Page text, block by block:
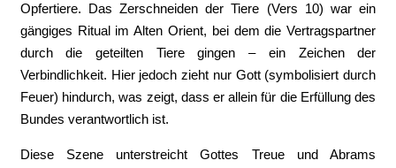
Opfertiere. Das Zerschneiden der Tiere (Vers 10) war ein
gängiges Ritual im Alten Orient, bei dem die Vertragspartner
durch die geteilten Tiere gingen – ein Zeichen der
Verbindlichkeit. Hier jedoch zieht nur Gott (symbolisiert durch
Feuer) hindurch, was zeigt, dass er allein für die Erfüllung des
Bundes verantwortlich ist.
Diese Szene unterstreicht Gottes Treue und Abrams